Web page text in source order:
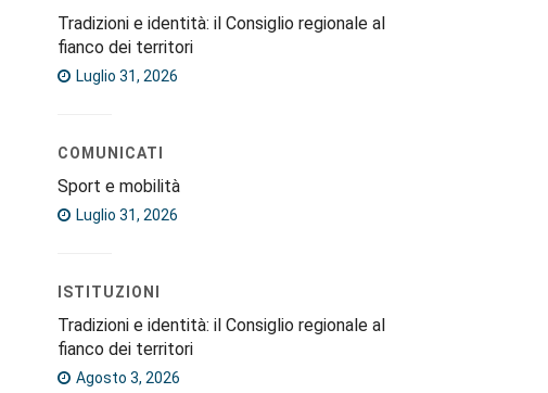
Tradizioni e identità: il Consiglio regionale al
fianco dei territori
Luglio 31, 2026
COMUNICATI
Sport e mobilità
Luglio 31, 2026
ISTITUZIONI
Tradizioni e identità: il Consiglio regionale al
fianco dei territori
Agosto 3, 2026